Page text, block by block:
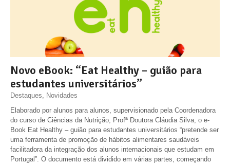
Novo eBook: “Eat Healthy – guião para
estudantes universitários”
Destaques
Novidades
Elaborado por alunos para alunos, supervisionado pela Coordenadora
do curso de Ciências da Nutrição, Profª Doutora Cláudia Silva, o e-
Book Eat Healthy – guião para estudantes universitários “pretende ser
uma ferramenta de promoção de hábitos alimentares saudáveis
facilitadora da integração dos alunos internacionais que estudam em
Portugal”. O documento está dividido em várias partes, começando